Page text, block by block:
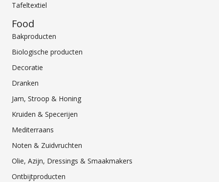
Tafeltextiel
Food
Bakproducten
Biologische producten
Decoratie
Dranken
Jam, Stroop & Honing
Kruiden & Specerijen
Mediterraans
Noten & Zuidvruchten
Olie, Azijn, Dressings & Smaakmakers
Ontbijtproducten